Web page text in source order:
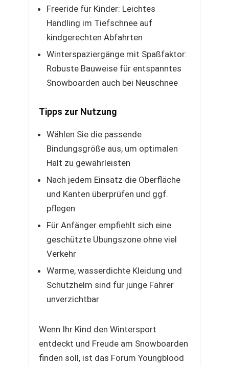
Freeride für Kinder: Leichtes
Handling im Tiefschnee auf
kindgerechten Abfahrten
Winterspaziergänge mit Spaßfaktor:
Robuste Bauweise für entspanntes
Snowboarden auch bei Neuschnee
Tipps zur Nutzung
Wählen Sie die passende
Bindungsgröße aus, um optimalen
Halt zu gewährleisten
Nach jedem Einsatz die Oberfläche
und Kanten überprüfen und ggf.
pflegen
Für Anfänger empfiehlt sich eine
geschützte Übungszone ohne viel
Verkehr
Warme, wasserdichte Kleidung und
Schutzhelm sind für junge Fahrer
unverzichtbar
Wenn Ihr Kind den Wintersport
entdeckt und Freude am Snowboarden
finden soll, ist das Forum Youngblood